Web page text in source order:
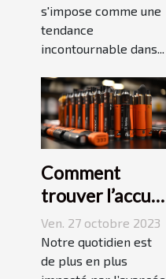
s'impose comme une
tendance
incontournable dans...
Comment
trouver l’accu
idéal pour sa e-
cigarette ?
Ven. 27 octobre 2023
Notre quotidien est
de plus en plus